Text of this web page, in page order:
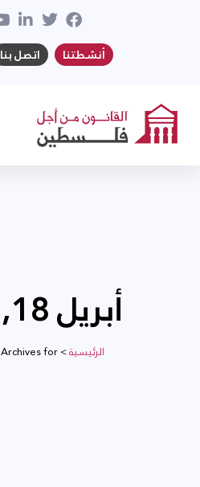
أنشطتنا اتصل بنا
أبريل 18, 2022
الرئيسية>Archives for أبريل 18, 2022